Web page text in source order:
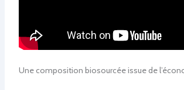
Une composition biosourcée issue de